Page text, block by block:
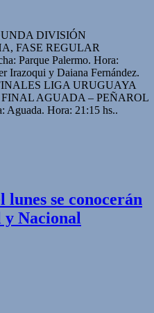
DIVISIÓN
FASE REGULAR
Parque Palermo. Hora:
Irazoqui y Daiana Fernández.
LIGA URUGUAYA
AGUADA – PEÑAROL
Aguada. Hora: 21:15 hs..
se conocerán
Nacional